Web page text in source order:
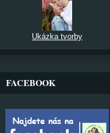
Ukázka tvorby
FACEBOOK